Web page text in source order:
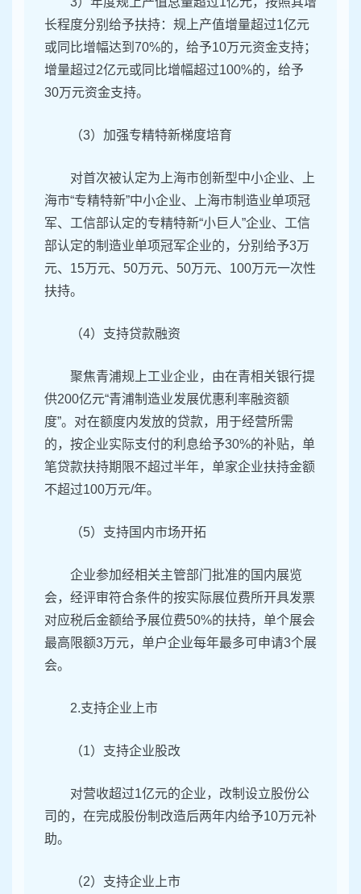
长程度分别给予扶持：规上产值增量超过1亿元
或同比增幅达到70%的，给予10万元资金支持；
增量超过2亿元或同比增幅超过100%的，给予
30万元资金支持。
（3）加强专精特新梯度培育
对首次被认定为上海市创新型中小企业、上
海市“专精特新”中小企业、上海市制造业单项冠
军、工信部认定的专精特新“小巨人”企业、工信
部认定的制造业单项冠军企业的，分别给予3万
元、15万元、50万元、50万元、100万元一次性
扶持。
（4）支持贷款融资
聚焦青浦规上工业企业，由在青相关银行提
供200亿元“青浦制造业发展优惠利率融资额
度”。对在额度内发放的贷款，用于经营所需
的，按企业实际支付的利息给予30%的补贴，单
笔贷款扶持期限不超过半年，单家企业扶持金额
不超过100万元/年。
（5）支持国内市场开拓
企业参加经相关主管部门批准的国内展览
会，经评审符合条件的按实际展位费所开具发票
对应税后金额给予展位费50%的扶持，单个展会
最高限额3万元，单户企业每年最多可申请3个展
会。
2.支持企业上市
（1）支持企业股改
对营收超过1亿元的企业，改制设立股份公
司的，在完成股份制改造后两年内给予10万元补
助。
（2）支持企业上市